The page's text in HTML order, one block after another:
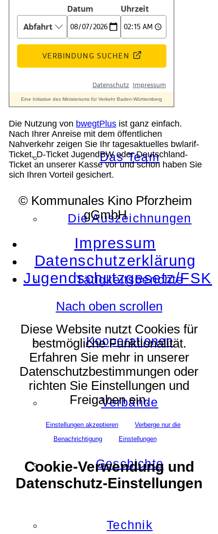
Kontakt
Kino
Das Team
Die Auszeichnungen
Tätigkeitsberichte
Kooperationen
Verbände
Geschichte
Technik
Die Nutzung von bwegtPlus ist ganz einfach.
Nach Ihrer Anreise mit dem öffentlichen
Nahverkehr zeigen Sie Ihr tagesaktuelles bwlarif-
Ticket, D-Ticket JugendBW oder Deutschland-
Ticket an unserer Kasse vor und schon haben Sie
sich Ihren Vorteil gesichert.
© Kommunales Kino Pforzheim
gGmbH
Impressum
Datenschutzerklärung
Jugendschutzgesetz/FSK
Nach oben scrollen
Diese Website nutzt Cookies für
bestmögliche Funktionalität.
Erfahren Sie mehr in unserer
Datenschutzbestimmungen oder
richten Sie Einstellungen und
Freigaben ein.
Einstellungen akzeptieren
Verberge nur die
Benachrichtigung
Einstellungen
Cookie-Verwendung und
Datenschutz-Einstellungen